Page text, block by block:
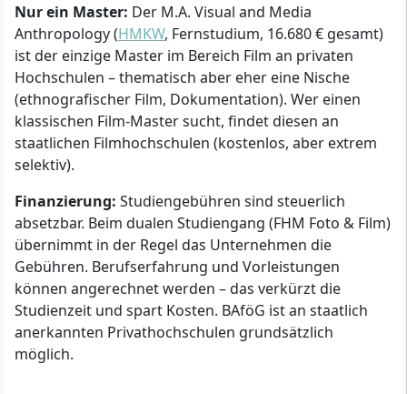
Nur ein Master: Der M.A. Visual and Media
Anthropology (HMKW, Fernstudium, 16.680 € gesamt)
ist der einzige Master im Bereich Film an privaten
Hochschulen – thematisch aber eher eine Nische
(ethnografischer Film, Dokumentation). Wer einen
klassischen Film-Master sucht, findet diesen an
staatlichen Filmhochschulen (kostenlos, aber extrem
selektiv).
Finanzierung: Studiengebühren sind steuerlich
absetzbar. Beim dualen Studiengang (FHM Foto & Film)
übernimmt in der Regel das Unternehmen die
Gebühren. Berufserfahrung und Vorleistungen
können angerechnet werden – das verkürzt die
Studienzeit und spart Kosten. BAföG ist an staatlich
anerkannten Privathochschulen grundsätzlich
möglich.